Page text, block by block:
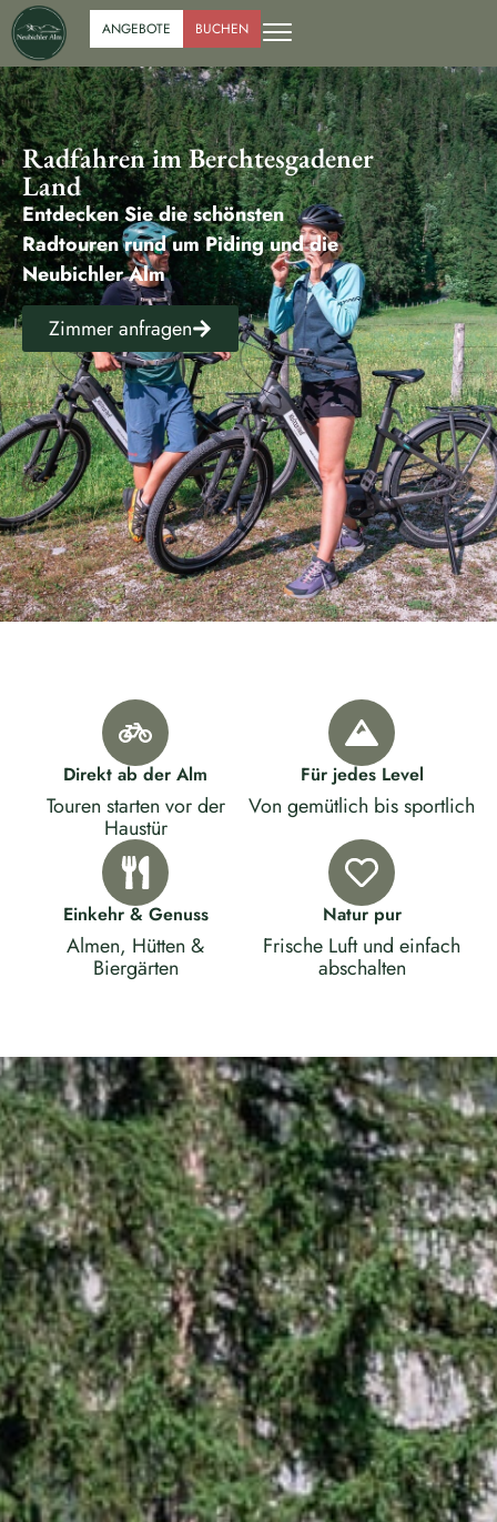
ANGEBOTE BUCHEN
Radfahren im Berchtesgadener
Land
Entdecken Sie die schönsten
Radtouren rund um Piding und die
Neubichler Alm
Zimmer anfragen
Direkt ab der Alm
Touren starten vor der
Haustür
Für jedes Level
Von gemütlich bis sportlich
Einkehr & Genuss
Almen, Hütten &
Biergärten
Natur pur
Frische Luft und einfach
abschalten